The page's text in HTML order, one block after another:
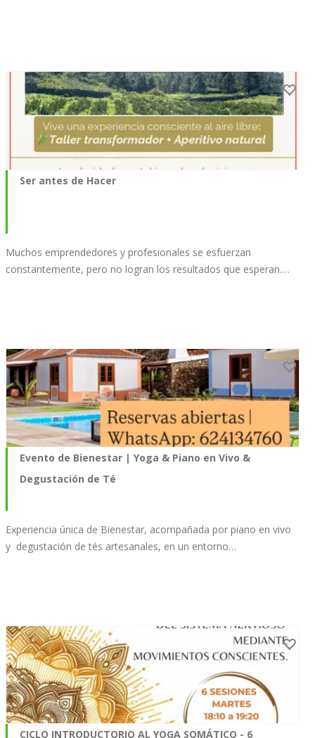
Ser antes de Hacer
Muchos emprendedores y profesionales se esfuerzan
constantemente, pero no logran los resultados que esperan.…
Evento de Bienestar | Yoga & Piano en Vivo &
Degustación de Té
Experiencia única de Bienestar, acompañada por piano en vivo
y degustación de tés artesanales, en un entorno…
CICLO INTRODUCTORIO AL YOGA SOMÁTICO - 6